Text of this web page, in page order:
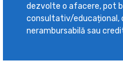
dezvolte o afacere, pot
consultativ/educațional,
nerambursabilă sau